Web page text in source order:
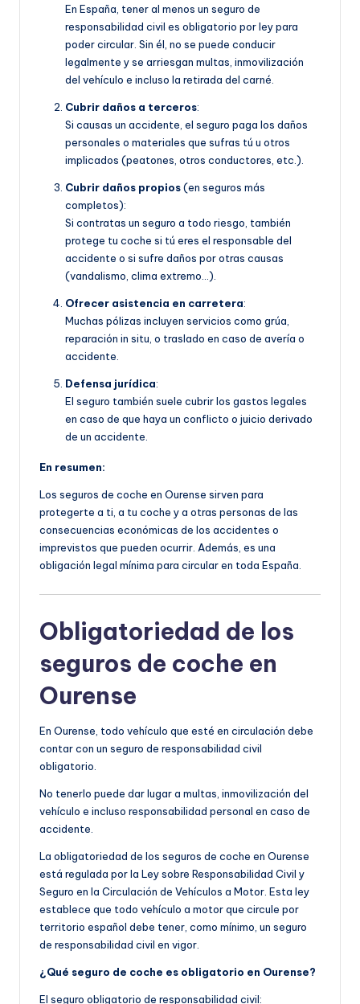
En España, tener al menos un seguro de
responsabilidad civil es obligatorio por ley para
poder circular. Sin él, no se puede conducir
legalmente y se arriesgan multas, inmovilización
del vehículo e incluso la retirada del carné.
Cubrir daños a terceros:
Si causas un accidente, el seguro paga los daños
personales o materiales que sufras tú u otros
implicados (peatones, otros conductores, etc.).
Cubrir daños propios(en seguros más
completos):
Si contratas un seguro a todo riesgo, también
protege tu coche si tú eres el responsable del
accidente o si sufre daños por otras causas
(vandalismo, clima extremo…).
Ofrecer asistencia en carretera:
Muchas pólizas incluyen servicios como grúa,
reparación in situ, o traslado en caso de avería o
accidente.
Defensa jurídica:
El seguro también suele cubrir los gastos legales
en caso de que haya un conflicto o juicio derivado
de un accidente.
En resumen:
Los seguros de coche en Ourense sirven para
protegerte a ti, a tu coche y a otras personas de las
consecuencias económicas de los accidentes o
imprevistos que pueden ocurrir. Además, es una
obligación legal mínima para circular en toda España.
Obligatoriedad de los
seguros de coche en
Ourense
En Ourense, todo vehículo que esté en circulación debe
contar con un seguro de responsabilidad civil
obligatorio.
No tenerlo puede dar lugar a multas, inmovilización del
vehículo e incluso responsabilidad personal en caso de
accidente.
La obligatoriedad de los seguros de coche en Ourense
está regulada por la Ley sobre Responsabilidad Civil y
Seguro en la Circulación de Vehículos a Motor. Esta ley
establece que todo vehículo a motor que circule por
territorio español debe tener, como mínimo, un seguro
de responsabilidad civil en vigor.
¿Qué seguro de coche es obligatorio en Ourense?
El seguro obligatorio de responsabilidad civil: